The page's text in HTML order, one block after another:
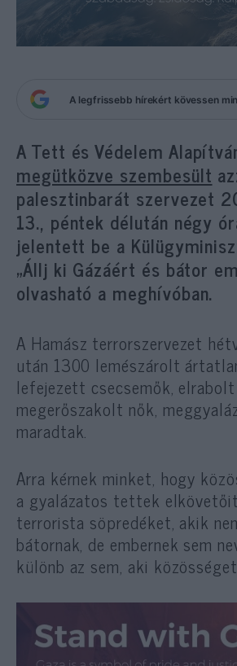
A legfrissebb hírekért kövessen
A Tett és Védelem
megütközve szembesült
palesztinbarát szervezet
13., péntek délután négy
jelentett be a
„Állj ki Gázáért és bátor
olvasható a meghívóban.
A Hamász terrorszervezet
után 1300 lemészárolt
lefejezett csecsemők,
megerőszakolt nők,
maradtak.
Arra kérnek minket, hogy
a gyalázatos tettek
terrorista söpredéket, akik
bátornak, de embernek sem
különb az sem, aki